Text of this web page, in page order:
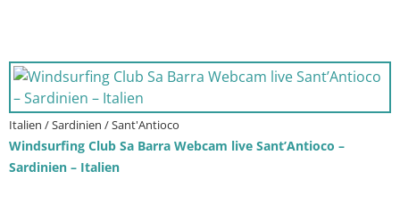
Italien / Sardinien / Sant'Antioco
Windsurfing Club Sa Barra Webcam live Sant’Antioco –
Sardinien – Italien